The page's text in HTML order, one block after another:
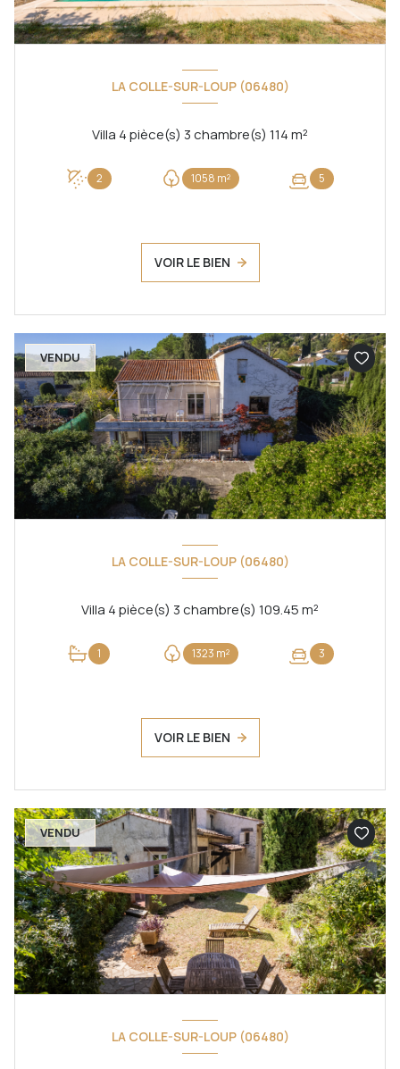
LA COLLE-SUR-LOUP (06480)
Villa 4 pièce(s) 3 chambre(s) 114 m²
2 1058 m² 5
VOIR LE BIEN
VENDU
LA COLLE-SUR-LOUP (06480)
Villa 4 pièce(s) 3 chambre(s) 109.45 m²
1 1323 m² 3
VOIR LE BIEN
VENDU
LA COLLE-SUR-LOUP (06480)